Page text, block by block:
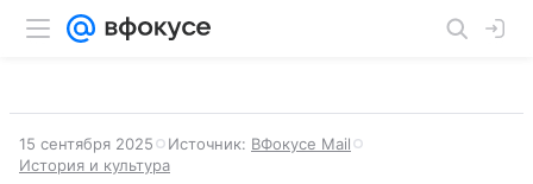
15 сентября 2025 Источник: ВФокусе Mail
История и культура